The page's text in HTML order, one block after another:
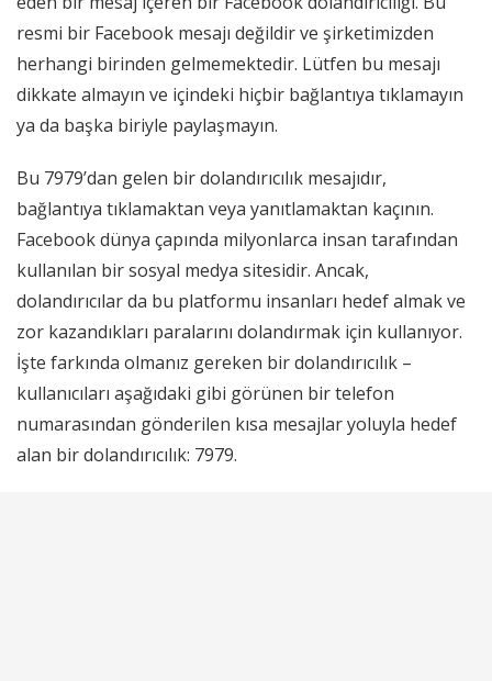
resmi bir Facebook mesajı değildir ve şirketimizden
herhangi birinden gelmemektedir. Lütfen bu mesajı
dikkate almayın ve içindeki hiçbir bağlantıya tıklamayın
ya da başka biriyle paylaşmayın.
Bu 7979’dan gelen bir dolandırıcılık mesajıdır,
bağlantıya tıklamaktan veya yanıtlamaktan kaçının.
Facebook dünya çapında milyonlarca insan tarafından
kullanılan bir sosyal medya sitesidir. Ancak,
dolandırıcılar da bu platformu insanları hedef almak ve
zor kazandıkları paralarını dolandırmak için kullanıyor.
İşte farkında olmanız gereken bir dolandırıcılık –
kullanıcıları aşağıdaki gibi görünen bir telefon
numarasından gönderilen kısa mesajlar yoluyla hedef
alan bir dolandırıcılık: 7979.